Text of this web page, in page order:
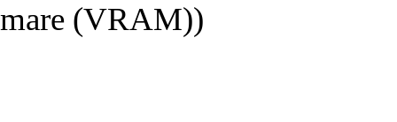
mare (VRAM))